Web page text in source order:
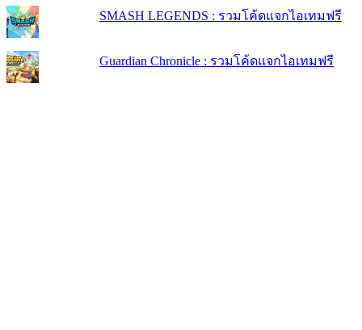
SMASH LEGENDS : รวมโค้ดแจกไอเทมฟรี
Guardian Chronicle : รวมโค้ดแจกไอเทมฟรี